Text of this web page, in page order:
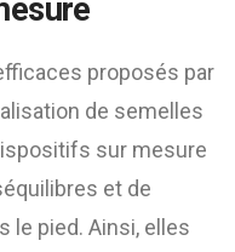
proposés par
de semelles
sur mesure
et de
le pied. Ainsi, elles